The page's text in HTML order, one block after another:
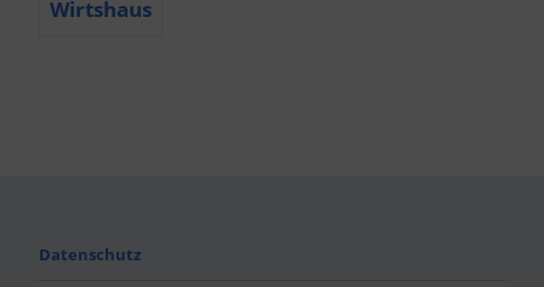
Wirtshaus
Datenschutz